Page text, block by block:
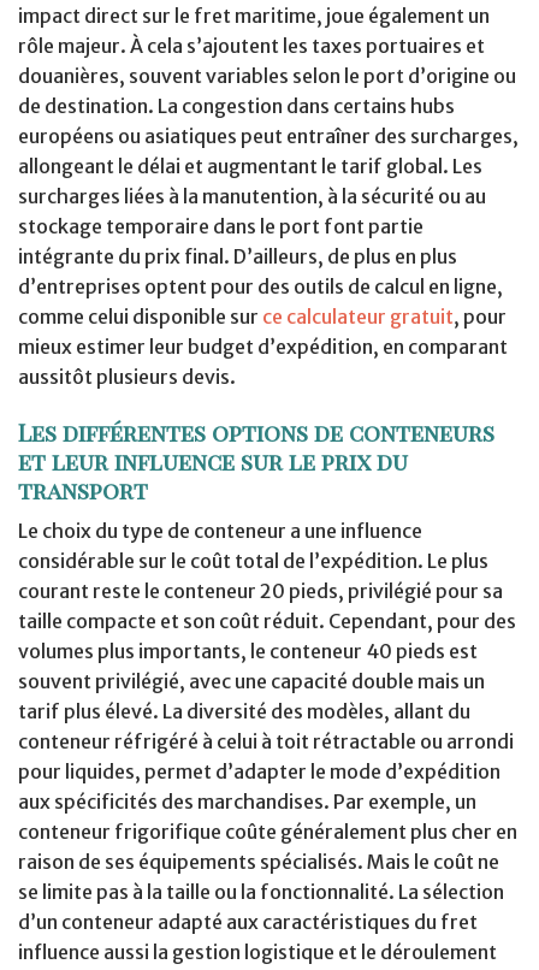
impact direct sur le fret maritime, joue également un
rôle majeur. À cela s’ajoutent les taxes portuaires et
douanières, souvent variables selon le port d’origine ou
de destination. La congestion dans certains hubs
européens ou asiatiques peut entraîner des surcharges,
allongeant le délai et augmentant le tarif global. Les
surcharges liées à la manutention, à la sécurité ou au
stockage temporaire dans le port font partie
intégrante du prix final. D’ailleurs, de plus en plus
d’entreprises optent pour des outils de calcul en ligne,
comme celui disponible sur ce calculateur gratuit, pour
mieux estimer leur budget d’expédition, en comparant
aussitôt plusieurs devis.
Les différentes options de conteneurs
et leur influence sur le prix du
transport
Le choix du type de conteneur a une influence
considérable sur le coût total de l’expédition. Le plus
courant reste le conteneur 20 pieds, privilégié pour sa
taille compacte et son coût réduit. Cependant, pour des
volumes plus importants, le conteneur 40 pieds est
souvent privilégié, avec une capacité double mais un
tarif plus élevé. La diversité des modèles, allant du
conteneur réfrigéré à celui à toit rétractable ou arrondi
pour liquides, permet d’adapter le mode d’expédition
aux spécificités des marchandises. Par exemple, un
conteneur frigorifique coûte généralement plus cher en
raison de ses équipements spécialisés. Mais le coût ne
se limite pas à la taille ou la fonctionnalité. La sélection
d’un conteneur adapté aux caractéristiques du fret
influence aussi la gestion logistique et le déroulement